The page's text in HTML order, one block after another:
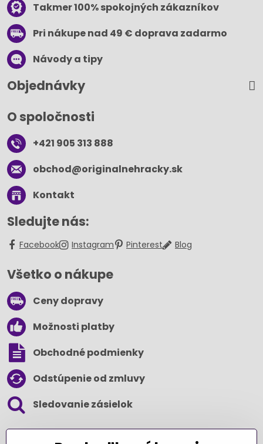
Takmer 100% spokojných zákazníkov
Pri nákupe nad 49 € doprava zadarmo
Návody a tipy
Objednávky
O spoločnosti
+421 905 313 888
obchod​@originalnehracky​.sk
Kontakt
Sledujte nás:
Facebook Instagram Pinterest Blog
Všetko o nákupe
Ceny dopravy
Možnosti platby
Obchodné podmienky
Odstúpenie od zmluvy
Sledovanie zásielok